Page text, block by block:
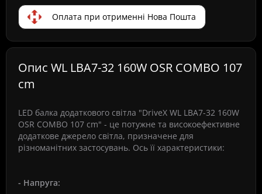
Оплата при отрименні Нова Пошта
Опис WL LBA7-32 160W OSR COMBO 107
cm
LED балка додаткового світла "DriveX WL LBA7-32 160W
OSR COMBO 107 cm" - це потужне та високоефективне
додаткове джерело світла, призначене для
різноманітних застосувань. Ось її характеристики:
- Напруга: